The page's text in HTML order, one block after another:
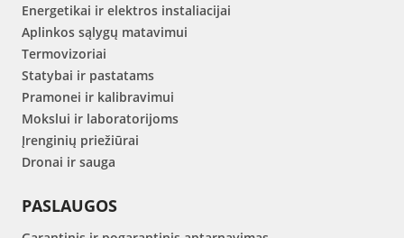
Energetikai ir elektros instaliacijai
Aplinkos sąlygų matavimui
Termovizoriai
Statybai ir pastatams
Pramonei ir kalibravimui
Mokslui ir laboratorijoms
Įrenginių priežiūrai
Dronai ir sauga
PASLAUGOS